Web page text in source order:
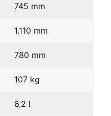
745 mm
1.110 mm
780 mm
107 kg
6,2 l